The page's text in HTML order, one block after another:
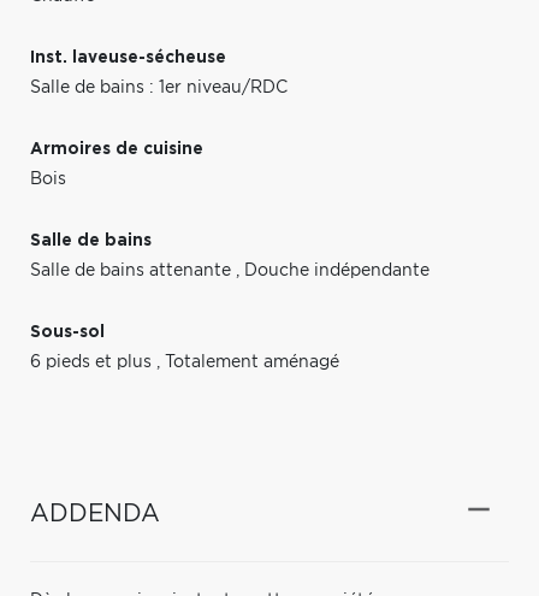
Inst. laveuse-sécheuse
Salle de bains : 1er niveau/RDC
Armoires de cuisine
Bois
Salle de bains
Salle de bains attenante , Douche indépendante
Sous-sol
6 pieds et plus , Totalement aménagé
ADDENDA